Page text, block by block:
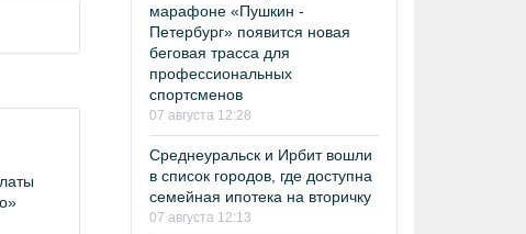
марафоне «Пушкин -
Петербург» появится новая
беговая трасса для
профессиональных
спортсменов
07 августа 12:28
Среднеуральск и Ирбит вошли
в список городов, где доступна
семейная ипотека на вторичку
07 августа 12:13